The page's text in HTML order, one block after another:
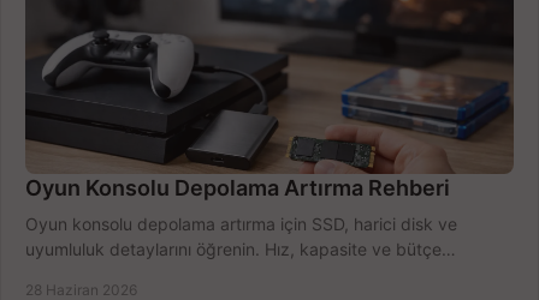
Oyun Konsolu Depolama Artırma Rehberi
Oyun konsolu depolama artırma için SSD, harici disk ve
uyumluluk detaylarını öğrenin. Hız, kapasite ve bütçe
28 Haziran 2026